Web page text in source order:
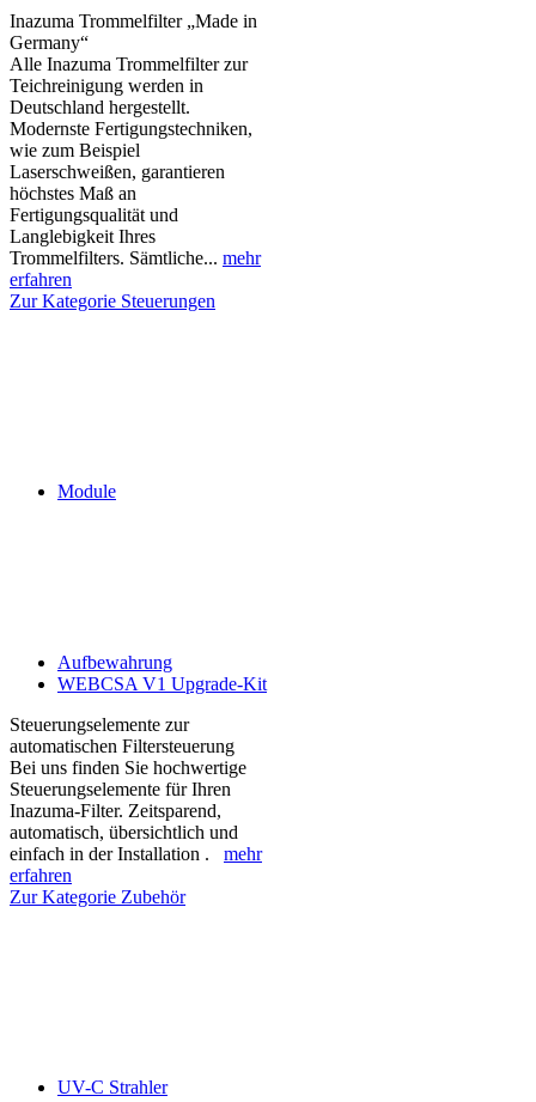
Inazuma Trommelfilter „Made in
Germany“
Alle Inazuma Trommelfilter zur
Teichreinigung werden in
Deutschland hergestellt.
Modernste Fertigungstechniken,
wie zum Beispiel
Laserschweißen, garantieren
höchstes Maß an
Fertigungsqualität und
Langlebigkeit Ihres
Trommelfilters. Sämtliche... mehr
erfahren
Zur Kategorie Steuerungen
Module
Aufbewahrung
WEBCSA V1 Upgrade-Kit
Steuerungselemente zur
automatischen Filtersteuerung
Bei uns finden Sie hochwertige
Steuerungselemente für Ihren
Inazuma-Filter. Zeitsparend,
automatisch, übersichtlich und
einfach in der Installation . mehr
erfahren
Zur Kategorie Zubehör
UV-C Strahler